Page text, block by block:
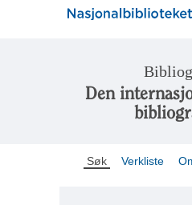
Den
Søk Verkliste